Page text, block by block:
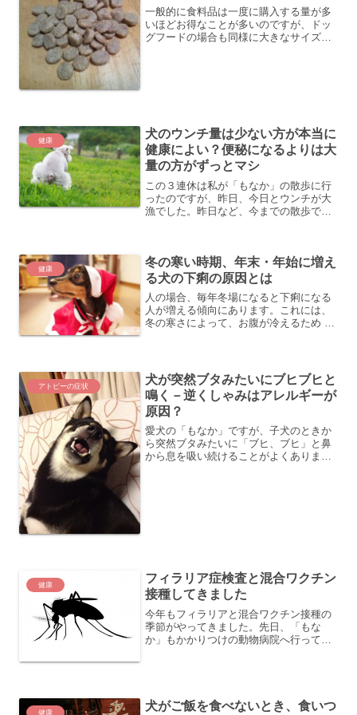
一般的に食料品は一度に購入する量が多
いほどお得なことが多いのですが、ドッ
グフードの場合も同様に大きなサイズを
健康
犬のウンチ量は少ない方が本当に
健康によい？便秘になるよりは大
量の方がずっとマシ
この３連休は私が「もなか」の散歩に行
ったのですが、昨日、今日とウンチが大
漁でした。昨日など、今までの散歩で過
のときのウンチ入れに使っ...
健康
冬の寒い時期、年末・年始に増え
る犬の下痢の原因とは
人の場合、毎年冬場になると下痢になる
人が増える傾向にあります。これには、
冬の寒さによって、お腹が冷えるため ノ
は、犬の場合でも人...
アトピーの症状
犬が突然ブタみたいにブヒブヒと
鳴く－逆くしゃみはアレルギーが
原因？
愛犬の「もなか」ですが、子犬のときか
ら突然ブタみたいに「ブヒ、ブヒ」と鼻
から息を吸い続けることがよくありま
健康
フィラリア症検査と混合ワクチン
接種してきました
今年もフィラリアと混合ワクチン接種の
季節がやってきました。先日、「もな
か」もかかりつけの動物病院へ行って、
健康
犬がご飯を食べないとき、食いつ